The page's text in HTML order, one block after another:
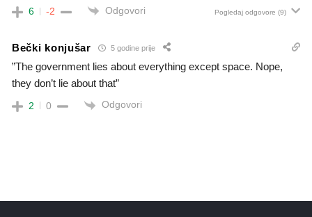
6 -2 Odgovori Pogledaj odgovore (9)
Bečki konjušar 5 godine prije
”The government lies about everything except space. Nope,
they don’t lie about that”
2 0 Odgovori